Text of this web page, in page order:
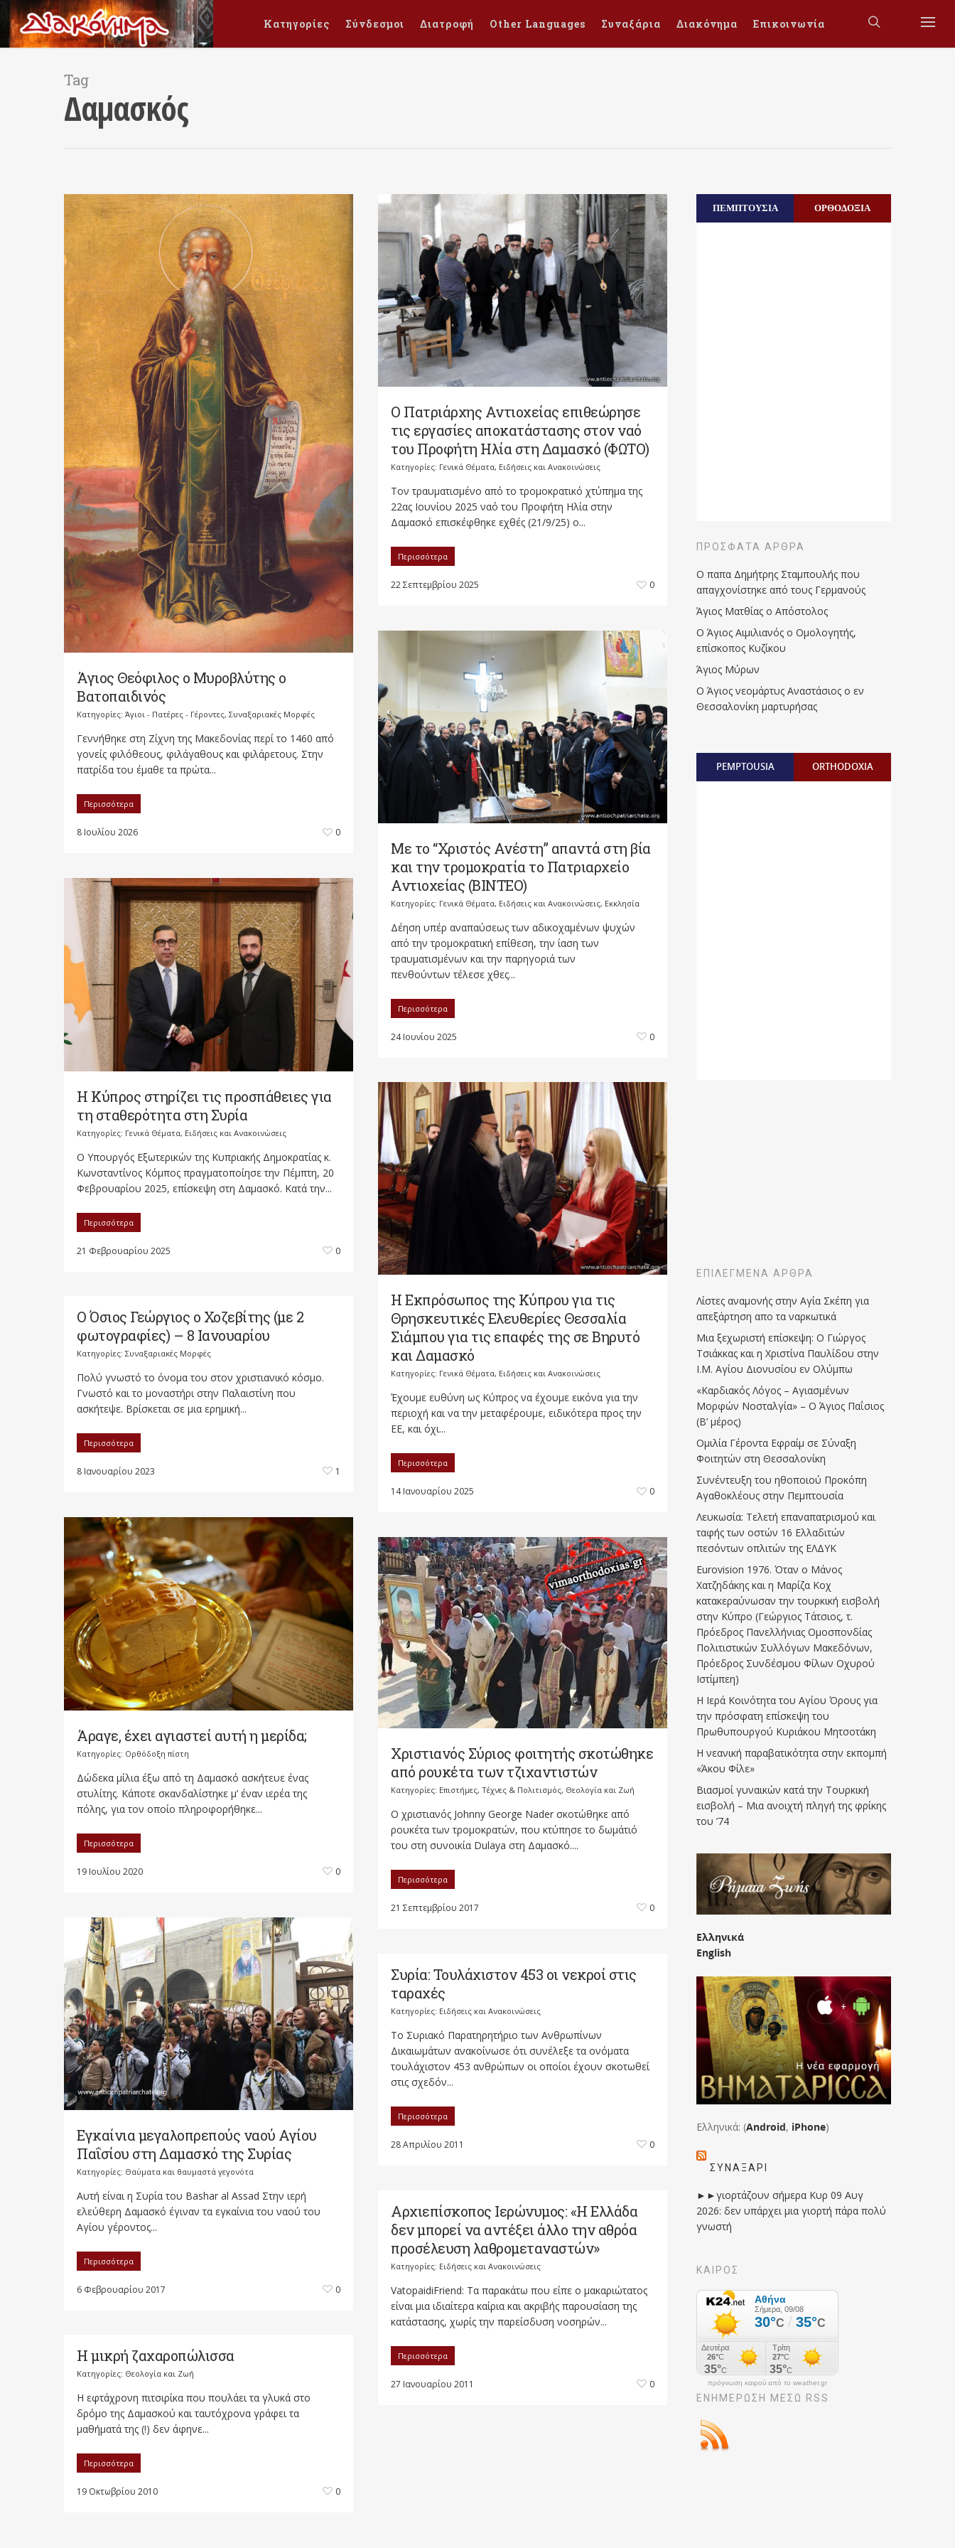
Κατηγορίες Σύνδεσμοι Διατροφή Other Languages Συναξάρια Διακόνημα Επικοινωνία
Tag
Δαμασκός
Άγιος Θεόφιλος ο Μυροβλύτης ο
Βατοπαιδινός
Κατηγορίες: Άγιοι - Πατέρες - Γέροντες, Συναξαριακές Μορφές
Γεννήθηκε στη Ζίχνη της Μακεδονίας περί το 1460 από
γονείς φιλόθεους, φιλάγαθους και φιλάρετους. Στην
πατρίδα του έμαθε τα πρώτα...
Περισσότερα
8 Ιουλίου 2026 0
Ο Πατριάρχης Αντιοχείας επιθεώρησε
τις εργασίες αποκατάστασης στον ναό
του Προφήτη Ηλία στη Δαμασκό (ΦΩΤΟ)
Κατηγορίες: Γενικά Θέματα, Ειδήσεις και Ανακοινώσεις
Τον τραυματισμένο από το τρομοκρατικό χτύπημα της
22ας Ιουνίου 2025 ναό του Προφήτη Ηλία στην
Δαμασκό επισκέφθηκε εχθές (21/9/25) ο...
Περισσότερα
22 Σεπτεμβρίου 2025 0
Με το “Χριστός Ανέστη” απαντά στη βία
και την τρομοκρατία το Πατριαρχείο
Αντιοχείας (ΒΙΝΤΕΟ)
Κατηγορίες: Γενικά Θέματα, Ειδήσεις και Ανακοινώσεις, Εκκλησία
Δέηση υπέρ αναπαύσεως των αδικοχαμένων ψυχών
από την τρομοκρατική επίθεση, την ίαση των
τραυματισμένων και την παρηγοριά των
πενθούντων τέλεσε χθες...
Περισσότερα
24 Ιουνίου 2025 0
Η Κύπρος στηρίζει τις προσπάθειες για
τη σταθερότητα στη Συρία
Κατηγορίες: Γενικά Θέματα, Ειδήσεις και Ανακοινώσεις
Ο Υπουργός Εξωτερικών της Κυπριακής Δημοκρατίας κ.
Κωνσταντίνος Κόμπος πραγματοποίησε την Πέμπτη, 20
Φεβρουαρίου 2025, επίσκεψη στη Δαμασκό. Κατά την...
Περισσότερα
21 Φεβρουαρίου 2025 0
Η Εκπρόσωπος της Κύπρου για τις
Θρησκευτικές Ελευθερίες Θεσσαλία
Σιάμπου για τις επαφές της σε Βηρυτό
και Δαμασκό
Κατηγορίες: Γενικά Θέματα, Ειδήσεις και Ανακοινώσεις
Έχουμε ευθύνη ως Κύπρος να έχουμε εικόνα για την
περιοχή και να την μεταφέρουμε, ειδικότερα προς την
ΕΕ, και όχι...
Περισσότερα
14 Ιανουαρίου 2025 0
Ο Όσιος Γεώργιος ο Χοζεβίτης (με 2
φωτογραφίες) – 8 Ιανουαρίου
Κατηγορίες: Συναξαριακές Μορφές
Πολύ γνωστό το όνομα του στον χριστιανικό κόσμο.
Γνωστό και το μοναστήρι στην Παλαιστίνη που
ασκήτεψε. Βρίσκεται σε μια ερημική...
Περισσότερα
8 Ιανουαρίου 2023 1
Άραγε, έχει αγιαστεί αυτή η μερίδα;
Κατηγορίες: Ορθόδοξη πίστη
Δώδεκα μίλια έξω από τη Δαμασκό ασκήτευε ένας
στυλίτης. Κάποτε σκανδαλίστηκε μ’ έναν ιερέα της
πόλης, για τον οποίο πληροφορήθηκε...
Περισσότερα
19 Ιουλίου 2020 0
Χριστιανός Σύριος φοιτητής σκοτώθηκε
από ρουκέτα των τζιχαντιστών
Κατηγορίες: Επιστήμες, Τέχνες & Πολιτισμός, Θεολογία και Ζωή
Ο χριστιανός Johnny George Nader σκοτώθηκε από
ρουκέτα των τρομοκρατών, που κτύπησε το δωμάτιό
του στη συνοικία Dulaya στη Δαμασκό....
Περισσότερα
21 Σεπτεμβρίου 2017 0
Εγκαίνια μεγαλοπρεπούς ναού Αγίου
Παΐσίου στη Δαμασκό της Συρίας
Κατηγορίες: Θαύματα και θαυμαστά γεγονότα
Αυτή είναι η Συρία του Βashar al Assad Στην ιερή
ελεύθερη Δαμασκό έγιναν τα εγκαίνια του ναού του
Αγίου γέροντος...
Περισσότερα
6 Φεβρουαρίου 2017 0
Συρία: Τουλάχιστον 453 οι νεκροί στις
ταραχές
Κατηγορίες: Ειδήσεις και Ανακοινώσεις
Το Συριακό Παρατηρητήριο των Ανθρωπίνων
Δικαιωμάτων ανακοίνωσε ότι συνέλεξε τα ονόματα
τουλάχιστον 453 ανθρώπων οι οποίοι έχουν σκοτωθεί
στις σχεδόν...
Περισσότερα
28 Απριλίου 2011 0
Αρχιεπίσκοπος Ιερώνυμος: «Η Ελλάδα
δεν μπορεί να αντέξει άλλο την αθρόα
προσέλευση λαθρομεταναστών»
Κατηγορίες: Ειδήσεις και Ανακοινώσεις
VatopaidiFriend: Τα παρακάτω που είπε ο μακαριώτατος
είναι μια ιδιαίτερα καίρια και ακριβής παρουσίαση της
κατάστασης, χωρίς την παρείσδυση νοσηρών...
Περισσότερα
27 Ιανουαρίου 2011 0
Η μικρή ζαχαροπώλισσα
Κατηγορίες: Θεολογία και Ζωή
H εφτάχρονη πιτσιρίκα που πουλάει τα γλυκά στο
δρόμο της Δαμασκού και ταυτόχρονα γράφει τα
μαθήματά της (!) δεν άφηνε...
Περισσότερα
19 Οκτωβρίου 2010 0
ΠΕΜΠΤΟΥΣΙΑ ΟΡΘΟΔΟΞΙΑ
ΠΡΌΣΦΑΤΑ ΆΡΘΡΑ
Ο παπα Δημήτρης Σταμπουλής που
απαγχονίστηκε από τους Γερμανούς
Άγιος Ματθίας ο Απόστολος
Ο Άγιος Αιμιλιανός ο Ομολογητής,
επίσκοπος Κυζίκου
Άγιος Μύρων
Ο Άγιος νεομάρτυς Αναστάσιος ο εν
Θεσσαλονίκη μαρτυρήσας
PEMPTOUSIA ORTHODOXIA
ΕΠΙΛΕΓΜΈΝΑ ΆΡΘΡΑ
Λίστες αναμονής στην Αγία Σκέπη για
απεξάρτηση απο τα ναρκωτικά
Μια ξεχωριστή επίσκεψη: Ο Γιώργος
Τσιάκκας και η Χριστίνα Παυλίδου στην
Ι.Μ. Αγίου Διονυσίου εν Ολύμπω
«Καρδιακός Λόγος – Αγιασμένων
Μορφών Νοσταλγία» – Ο Άγιος Παΐσιος
(Β’ μέρος)
Ομιλία Γέροντα Εφραίμ σε Σύναξη
Φοιτητών στη Θεσσαλονίκη
Συνέντευξη του ηθοποιού Προκόπη
Αγαθοκλέους στην Πεμπτουσία
Λευκωσία: Τελετή επαναπατρισμού και
ταφής των οστών 16 Ελλαδιτών
πεσόντων οπλιτών της ΕΛΔΥΚ
Eurovision 1976. Όταν ο Μάνος
Χατζηδάκης και η Μαρίζα Κοχ
κατακεραύνωσαν την τουρκική εισβολή
στην Κύπρο (Γεώργιος Τάτσιος, τ.
Πρόεδρος Πανελλήνιας Ομοσπονδίας
Πολιτιστικών Συλλόγων Μακεδόνων,
Πρόεδρος Συνδέσμου Φίλων Οχυρού
Ιστίμπεη)
Η Ιερά Κοινότητα του Αγίου Όρους για
την πρόσφατη επίσκεψη του
Πρωθυπουργού Κυριάκου Μητσοτάκη
Η νεανική παραβατικότητα στην εκπομπή
«Άκου Φίλε»
Βιασμοί γυναικών κατά την Τουρκική
εισβολή – Μια ανοιχτή πληγή της φρίκης
του ’74
Ελληνικά
English
Ελληνικά: (Android, iPhone)
ΣΥΝΑΞΆΡΙ
►►γιορτάζουν σήμερα Κυρ 09 Αυγ
2026: δεν υπάρχει μια γιορτή πάρα πολύ
γνωστή
ΚΑΙΡΟΣ
πρόγνωση καιρού από το weather.gr
ΕΝΗΜΈΡΩΣΉ ΜΕΣΩ RSS